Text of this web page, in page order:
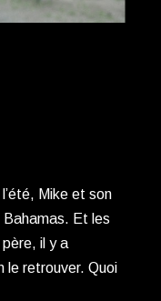
Mike et son
Bahamas. Et les
père, il y a
le retrouver. Quoi